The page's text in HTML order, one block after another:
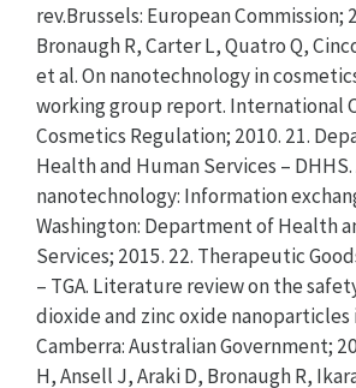
rev.Brussels: European Commission;
Bronaugh R, Carter L, Quatro Q,
et al. On nanotechnology in
working group report. International
Cosmetics Regulation; 2010. 21.
Health and Human Services –
nanotechnology: Information
Washington: Department of Health
Services; 2015. 22. Therapeutic
– TGA. Literature review on the
dioxide and zinc oxide nanoparticles
Camberra: Australian Government;
H, Ansell J, Araki D, Bronaugh R,